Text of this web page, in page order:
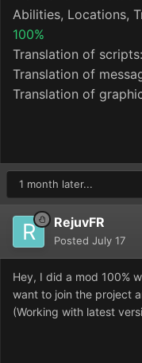
Abilities, Locations,
100%
Translation of scripts:
Translation of
Translation of
1 month later...
RejuvFR
Posted July 17
Hey, I did a mod 100%
want to join the project
(Working with latest